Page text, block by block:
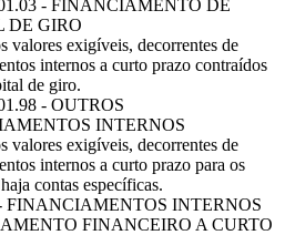
- FINANCIAMENTO DE
DE GIRO
valores exigíveis, decorrentes de
internos a curto prazo contraídos
de giro.
- OUTROS
INTERNOS
valores exigíveis, decorrentes de
internos a curto prazo para os
contas específicas.
FINANCIAMENTOS INTERNOS
FINANCEIRO A CURTO